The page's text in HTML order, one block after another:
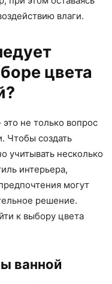
влаги.
цвета
не только вопрос
Чтобы создать
учитывать несколько
интерьера,
могут
решение.
к выбору цвета
ванной